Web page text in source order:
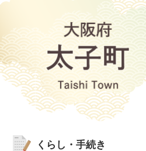
くらし・手続き